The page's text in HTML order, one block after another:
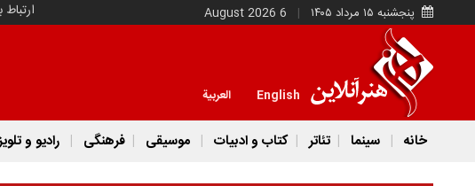
پنجشنبه ۱۵ مرداد ۱۴۰۵ 6 August 2026 ارتباط
English العربية
خانه سینما تئاتر کتاب و ادبیات موسیقی فرهنگی رادیو و